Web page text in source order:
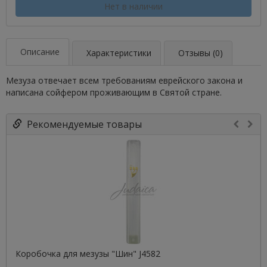
Нет в наличии
Описание Характеристики Отзывы (0)
Мезуза отвечает всем требованиям еврейского закона и
написана сойфером проживающим в Святой стране.
Рекомендуемые товары
Коробочка для мезузы "Шин" J4582